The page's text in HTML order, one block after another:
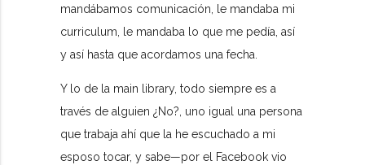
mandábamos comunicación, le mandaba mi
curriculum, le mandaba lo que me pedía, así
y así hasta que acordamos una fecha.
Y lo de la main library, todo siempre es a
través de alguien ¿No?, uno igual una persona
que trabaja ahí que la he escuchado a mi
esposo tocar, y sabe—por el Facebook vio